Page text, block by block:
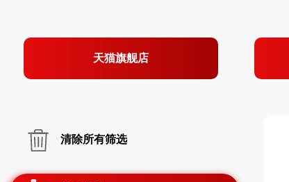
天猫旗舰店
清除所有筛选